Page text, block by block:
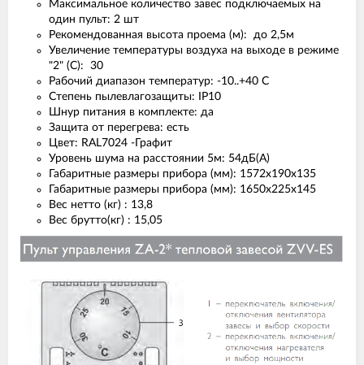
Максимальное количество завес подключаемых на
один пульт: 2 шт
Рекомендованная высота проема (м): до 2,5м
Увеличение температуры воздуха на выходе в режиме
"2" (С): 30
Рабочий диапазон температур: -10..+40 С
Степень пылевлагозащиты: IP10
Шнур питания в комплекте: да
Защита от перегрева: есть
Цвет: RAL7024 -Графит
Уровень шума на расстоянии 5м: 54дБ(А)
Габаритные размеры прибора (мм): 1572х190х135
Габаритные размеры прибора (мм): 1650х225х145
Вес нетто (кг) : 13,8
Вес брутто(кг) : 15,05